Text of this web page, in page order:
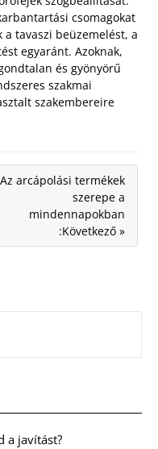
csomagokat
tavaszi beüzemelést, a
egyaránt. Azoknak,
és gyönyörű
szakmai
szakembereire
Az arcápolási termékek
szerepe a
mindennapokban
:Következő »
a javítást?